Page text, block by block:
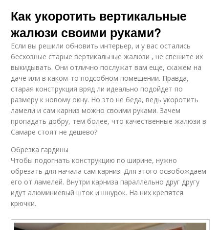
Как укоротить вертикальные
жалюзи своими руками?
Если вы решили обновить интерьер, и у вас остались
бесхозные старые вертикальные жалюзи , не спешите их
выкидывать. Они отлично послужат вам еще, скажем на
даче или в каком-то подсобном помещении. Правда,
старая конструкция вряд ли идеально подойдет по
размеру к новому окну. Но это не беда, ведь укоротить
ламели и сам карниз можно своими руками. Зачем
пропадать добру, тем более, что качественные жалюзи в
Самаре стоят не дешево?
Обрезка гардины
Чтобы подогнать конструкцию по ширине, нужно
обрезать для начала сам карниз. Для этого освобождаем
его от ламелей. Внутри карниза параллельно друг другу
идут алюминиевый шток и шнурок. На них крепятся
крючки.